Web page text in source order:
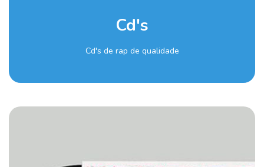
Cd's
Cd's de rap de qualidade